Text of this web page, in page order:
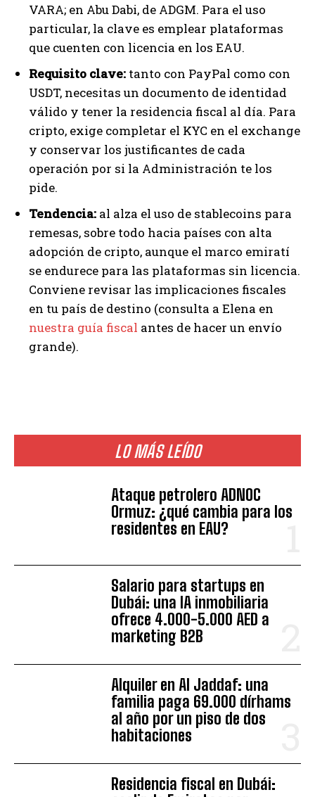
LO MÁS LEÍDO
Ataque petrolero ADNOC
Ormuz: ¿qué cambia para los
residentes en EAU?
Salario para startups en
Dubái: una IA inmobiliaria
ofrece 4.000-5.000 AED a
marketing B2B
Alquiler en Al Jaddaf: una
familia paga 69.000 dírhams
al año por un piso de dos
habitaciones
Residencia fiscal en Dubái:
VARA; en Abu Dabi, de ADGM. Para el uso
particular, la clave es emplear plataformas
que cuenten con licencia en los EAU.
Requisito clave: tanto con PayPal como con
USDT, necesitas un documento de identidad
válido y tener la residencia fiscal al día. Para
cripto, exige completar el KYC en el exchange
y conservar los justificantes de cada
operación por si la Administración te los
pide.
Tendencia: al alza el uso de stablecoins para
remesas, sobre todo hacia países con alta
adopción de cripto, aunque el marco emiratí
se endurece para las plataformas sin licencia.
Conviene revisar las implicaciones fiscales
en tu país de destino (consulta a Elena en
nuestra guía fiscal antes de hacer un envío
grande).